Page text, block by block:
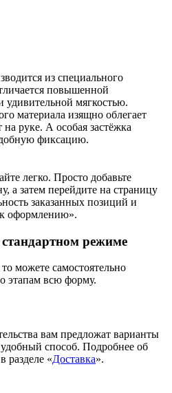
из специального
повышенной
мягкостью.
материала изящно облегает
руке. А особая застёжка
фиксацию.
легко. Просто добавьте
а затем перейдите на страницу
заказанных позиций и
оформлению».
режиме
можете самостоятельно
этапам всю форму.
вам предложат варианты
способ. Подробнее об
разделе «Доставка».